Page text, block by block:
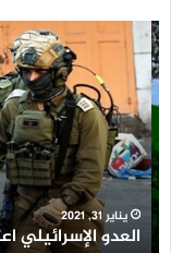
العدو
الإسرائيلي
اعتقل
543
طفلا
فلسطينيا
خلال
2020
يناير 31, 2021
العدو الإسرائيلي اعتقل 543 طفلا فلسطينيا